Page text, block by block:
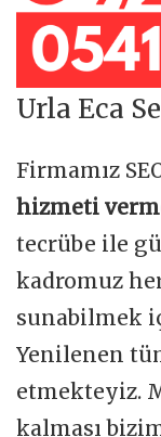
Urla Eca
Firmamız
hizmeti
tecrübe ile
kadromuz
sunabilmek
Yenilenen
etmekteyiz.
kalması